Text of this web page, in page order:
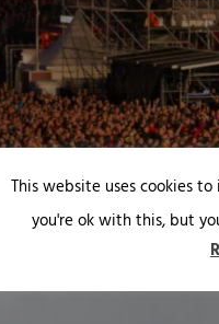
This website uses cookies
you're ok with this, but